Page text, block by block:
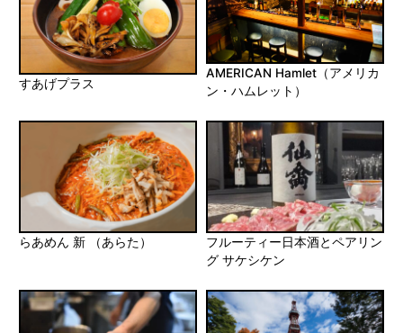
すあげプラス
AMERICAN Hamlet（アメリカ
ン・ハムレット）
らあめん 新 （あらた）
フルーティー日本酒とペアリン
グ サケシケン